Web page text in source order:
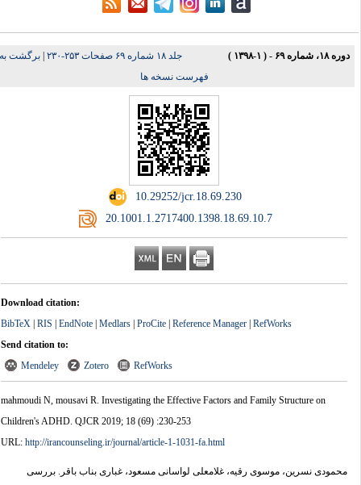
دوره ۱۸، شماره ۶۹ - ( ۱-۱۳۹۸ ) جلد ۱۸ شماره ۶۹ صفحات ۲۵۳-۲۳۰ |برگشت به
فهرست نسخه ها
‎ 10.29252/jcr.18.69.230
‎ 20.1001.1.2717400.1398.18.69.10.7
Download citation:
BibTeX|RIS|EndNote|Medlars|ProCite|Reference Manager|RefWorks
Send citation to:
Mendeley
Zotero RefWorks
mahmoudi N, mousavi R. Investigating the Effective Factors and Family Structure on
Children's ADHD. QJCR 2019; 18 (69) :230-253
URL:http://irancounseling.ir/journal/article-1-1031-fa.html
محمودی نسرین، موسوی رقیه، غلامعلی لواسانی مسعود، غباری بناب باقر. بررسی